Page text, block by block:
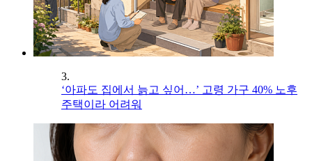
3.
‘아파도 집에서 늙고 싶어…’ 고령 가구 40% 노후
주택이라 어려워